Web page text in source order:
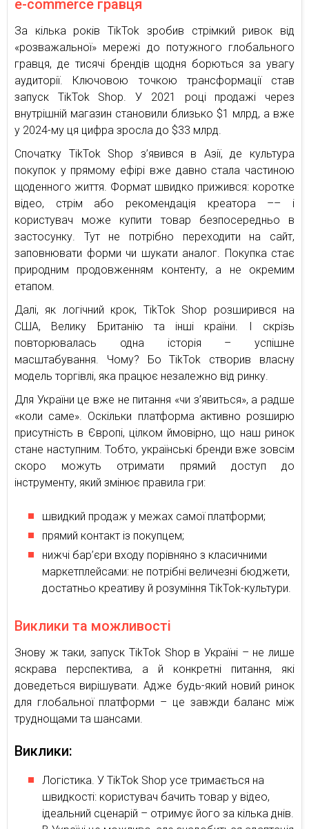
e-commerce гравця
За кілька років TikTok зробив стрімкий ривок від
«розважальної» мережі до потужного глобального
гравця, де тисячі брендів щодня борються за увагу
аудиторії. Ключовою точкою трансформації став
запуск TikTok Shop. У 2021 році продажі через
внутрішній магазин становили близько $1 млрд, а вже
у 2024-му ця цифра зросла до $33 млрд.
Спочатку TikTok Shop з’явився в Азії, де культура
покупок у прямому ефірі вже давно стала частиною
щоденного життя. Формат швидко прижився: коротке
відео, стрім або рекомендація креатора –– і
користувач може купити товар безпосередньо в
застосунку. Тут не потрібно переходити на сайт,
заповнювати форми чи шукати аналог. Покупка стає
природним продовженням контенту, а не окремим
етапом.
Далі, як логічний крок, TikTok Shop розширився на
США, Велику Британію та інші країни. І скрізь
повторювалась одна історія – успішне
масштабування. Чому? Бо TikTok створив власну
модель торгівлі, яка працює незалежно від ринку.
Для України це вже не питання «чи з’явиться», а радше
«коли саме». Оскільки платформа активно розширю
присутність в Європі, цілком ймовірно, що наш ринок
стане наступним. Тобто, українські бренди вже зовсім
скоро можуть отримати прямий доступ до
інструменту, який змінює правила гри:
швидкий продаж у межах самої платформи;
прямий контакт із покупцем;
нижчі бар’єри входу порівняно з класичними
маркетплейсами: не потрібні величезні бюджети,
достатньо креативу й розуміння TikTok-культури.
Виклики та можливості
Знову ж таки, запуск TikTok Shop в Україні – не лише
яскрава перспектива, а й конкретні питання, які
доведеться вирішувати. Адже будь-який новий ринок
для глобальної платформи – це завжди баланс між
труднощами та шансами.
Виклики:
Логістика. У TikTok Shop усе тримається на
швидкості: користувач бачить товар у відео,
ідеальний сценарій – отримує його за кілька днів.